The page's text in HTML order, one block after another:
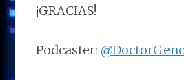
¡GRACIAS!
Podcaster: